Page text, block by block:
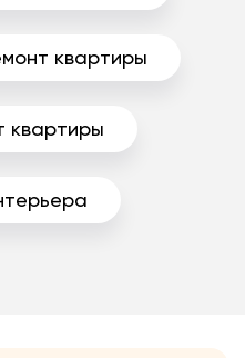
квартиры
квартиры